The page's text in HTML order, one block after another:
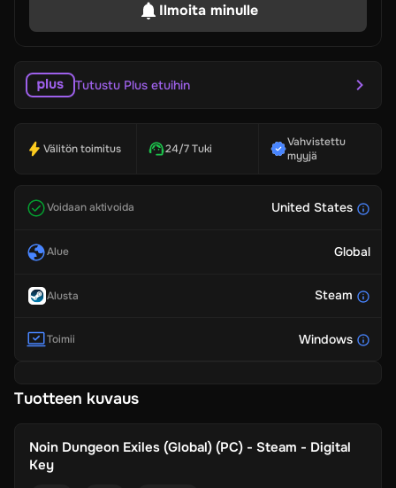
Ilmoita minulle
Tutustu Plus etuihin
Välitön toimitus 24/7 Tuki
Vahvistettu
myyjä
Voidaan aktivoida United States
Alue Global
Alusta Steam
Toimii Windows
Tuotteen kuvaus
Noin Dungeon Exiles (Global) (PC) - Steam - Digital
Key